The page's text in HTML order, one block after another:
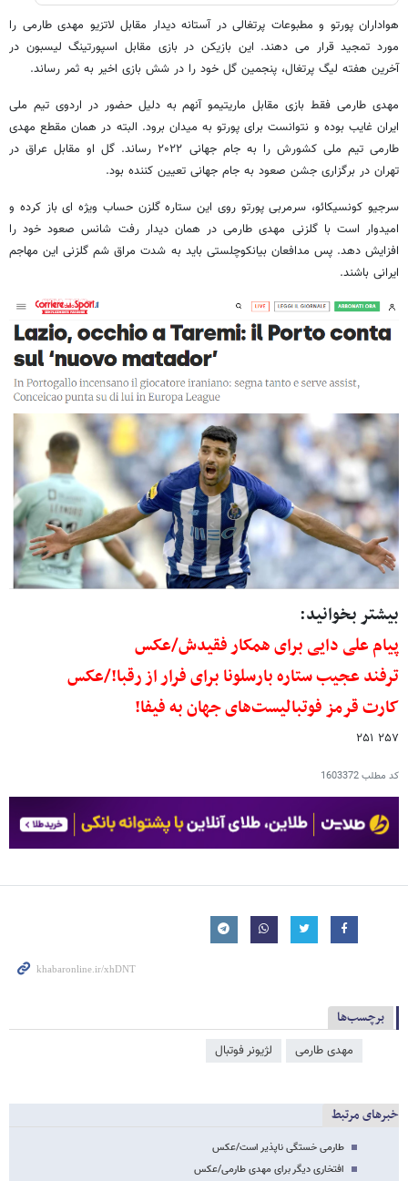
هواداران پورتو و مطبوعات پرتغالی در آستانه دیدار مقابل لاتزیو مهدی طارمی را
مورد تمجید قرار می دهند. این بازیکن در بازی مقابل اسپورتینگ لیسبون در
آخرین هفته لیگ پرتغال، پنجمین گل خود را در شش بازی اخیر به ثمر رساند.
مهدی طارمی فقط بازی مقابل ماریتیمو آنهم به دلیل حضور در اردوی تیم ملی
ایران غایب بوده و نتوانست برای پورتو به میدان برود. البته در همان مقطع مهدی
طارمی تیم ملی کشورش را به جام جهانی ۲۰۲۲ رساند. گل او مقابل عراق در
تهران در برگزاری جشن صعود به جام جهانی تعیین کننده بود.
سرجیو کونسیکائو، سرمربی پورتو روی این ستاره گلزن حساب ویژه ای باز کرده و
امیدوار است با گلزنی مهدی طارمی در همان دیدار رفت شانس صعود خود را
افزایش دهد. پس مدافعان بیانکوچلستی باید به شدت مراق شم گلزنی این مهاجم
ایرانی باشند.
بیشتر بخوانید:
پیام علی دایی برای همکار فقیدش/عکس
ترفند عجیب ستاره بارسلونا برای فرار از رقبا!/عکس
کارت قرمز فوتبالیست‌های جهان به فیفا!
۲۵۷ ۲۵۱
کد مطلب1603372
برچسب‌ها
مهدی طارمی لژیونر فوتبال
خبرهای مرتبط
طارمی خستگی ناپذیر است/عکس
افتخاری دیگر برای مهدی طارمی/عکس